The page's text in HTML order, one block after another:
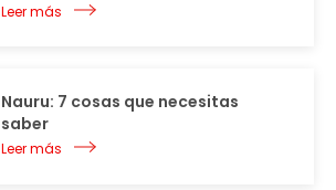
Leer más
Nauru: 7 cosas que necesitas
saber
Leer más